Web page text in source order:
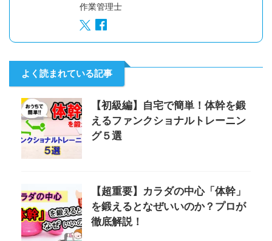
作業管理士
よく読まれている記事
【初級編】自宅で簡単！体幹を鍛
えるファンクショナルトレーニン
グ５選
【超重要】カラダの中心「体幹」
を鍛えるとなぜいいのか？プロが
徹底解説！